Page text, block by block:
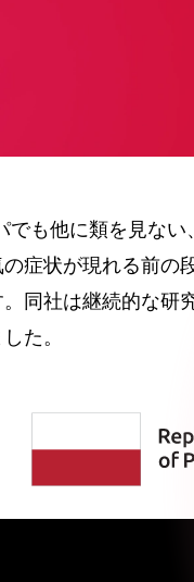
も他に類を見な
症状が現れる前
同社は継続的な
た。